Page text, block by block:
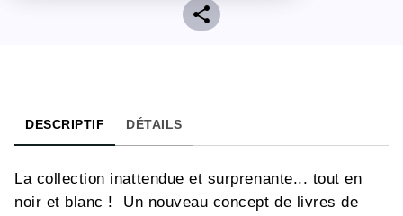
DESCRIPTIF DÉTAILS
La collection inattendue et surprenante... tout en
noir et blanc ! Un nouveau concept de livres de